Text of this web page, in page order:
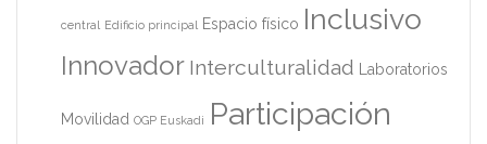
central Edificio principal Espacio físico Inclusivo
Innovador Interculturalidad Laboratorios
Movilidad OGP Euskadi Participación